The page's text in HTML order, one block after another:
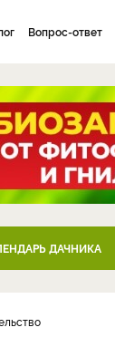
Вопрос-ответ
ДАЧНИКА